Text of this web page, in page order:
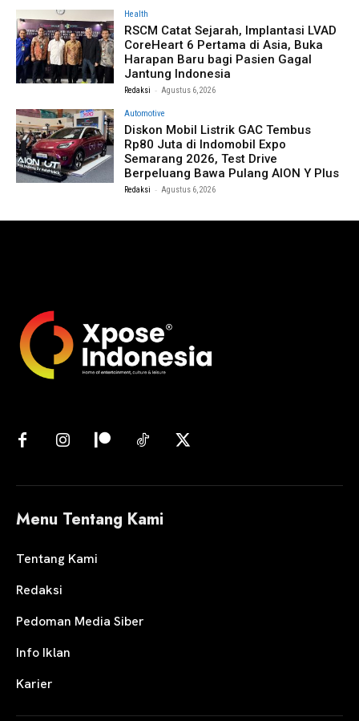
Health
RSCM Catat Sejarah, Implantasi LVAD
CoreHeart 6 Pertama di Asia, Buka
Harapan Baru bagi Pasien Gagal
Jantung Indonesia
Redaksi - Agustus 6, 2026
Automotive
Diskon Mobil Listrik GAC Tembus
Rp80 Juta di Indomobil Expo
Semarang 2026, Test Drive
Berpeluang Bawa Pulang AION Y Plus
Redaksi - Agustus 6, 2026
Menu Tentang Kami
Tentang Kami
Redaksi
Pedoman Media Siber
Info Iklan
Karier